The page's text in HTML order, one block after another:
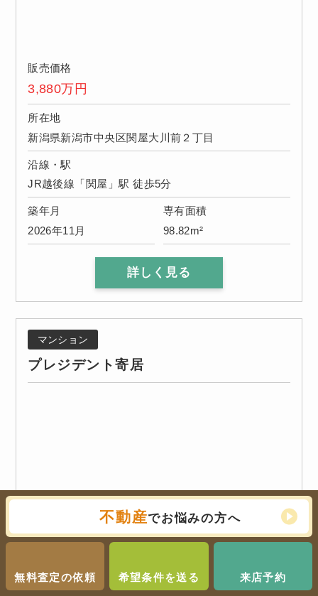
販売価格
3,880万円
所在地
新潟県新潟市中央区関屋大川前２丁目
沿線・駅
JR越後線「関屋」駅 徒歩5分
築年月
2026年11月
専有面積
98.82m²
詳しく見る
マンション
プレジデント寄居
不動産でお悩みの方へ
無料査定の依頼 希望条件を送る 来店予約